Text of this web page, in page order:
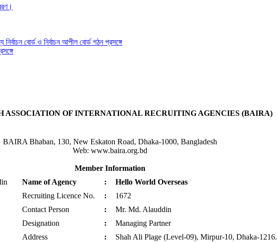
নির্বাচন বোর্ড ও নির্বাচন আপীল বোর্ড গঠন প্রসঙ্গে
ASSOCIATION OF INTERNATIONAL RECRUITING AGENCIES (BAIRA)
BAIRA Bhaban, 130, New Eskaton Road, Dhaka-1000, Bangladesh
Web: www.baira.org.bd
Member Information
Name of Agency
:
Hello World Overseas
Recruiting Licence No.
:
1672
Contact Person
:
Mr. Md. Alauddin
Designation
:
Managing Partner
Address
:
Shah Ali Plage (Level-09), Mirpur-10, Dhaka-1216.